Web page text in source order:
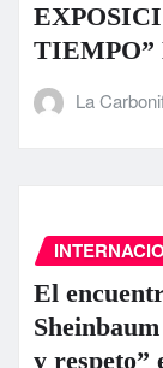
TIEMPO”
La
El
y respeto”